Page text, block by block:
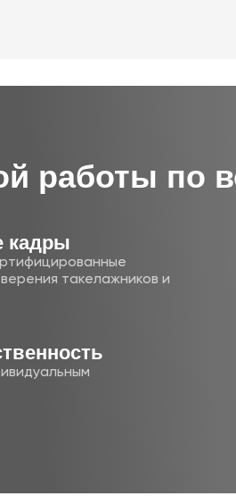
работы по
кадры
такелажников и